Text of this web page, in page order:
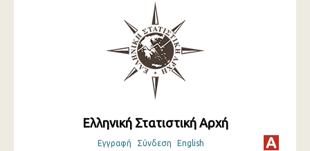
Ελληνική Στατιστική Αρχή
Εγγραφή Σύνδεση English